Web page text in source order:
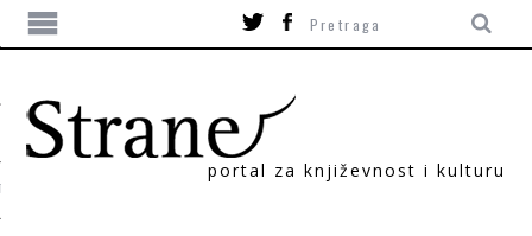
portal za književnost i kulturu